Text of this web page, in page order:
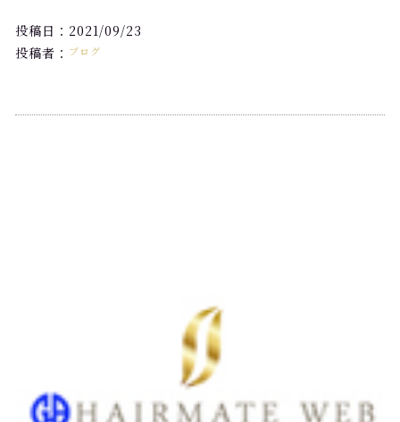
投稿日：2021/09/23
投稿者： ブログ